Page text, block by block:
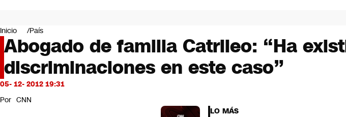
Mundo
Negocios
Deportes
Programas completos
Cultura
Servicios
Bits
CNN Data
Inicio País
Abogado de familia Catrileo: “Ha
discriminaciones en este caso”
05- 12- 2012 19:31
Por CNN
LO MÁS